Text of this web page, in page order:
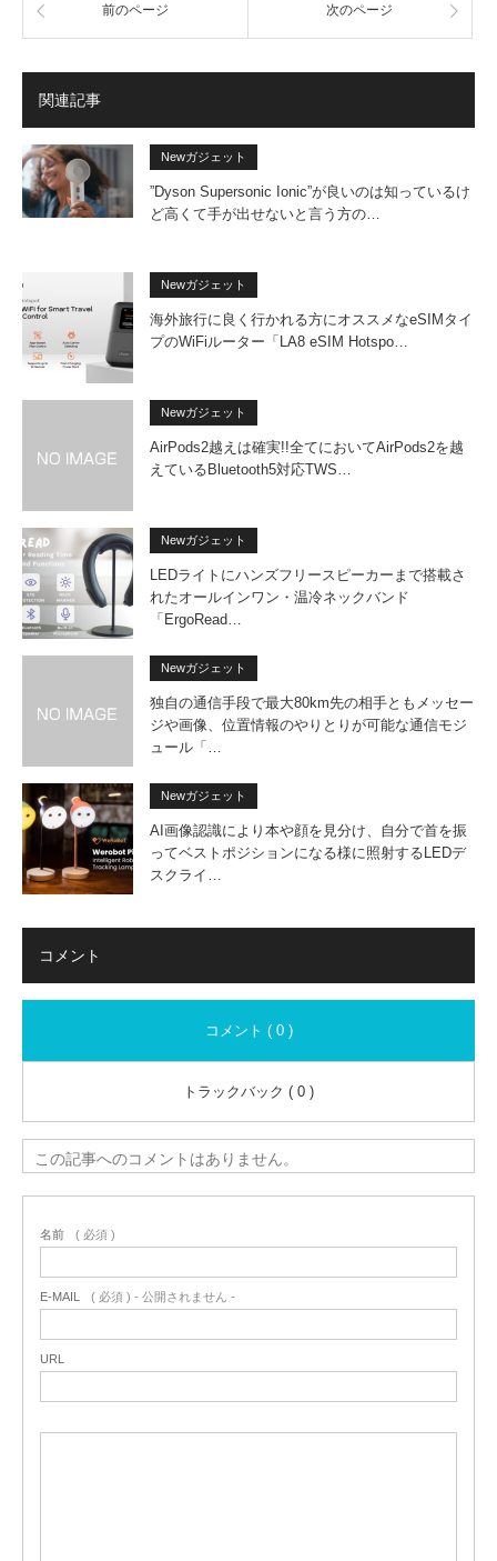
前のページ 次のページ
関連記事
Newガジェット
”Dyson Supersonic Ionic”が良いのは知っているけ
ど高くて手が出せないと言う方の…
Newガジェット
海外旅行に良く行かれる方にオススメなeSIMタイ
プのWiFiルーター「LA8 eSIM Hotspo…
Newガジェット
AirPods2越えは確実!!全てにおいてAirPods2を越
えているBluetooth5対応TWS…
Newガジェット
LEDライトにハンズフリースピーカーまで搭載さ
れたオールインワン・温冷ネックバンド
「ErgoRead…
Newガジェット
独自の通信手段で最大80km先の相手ともメッセー
ジや画像、位置情報のやりとりが可能な通信モジ
ュール「…
Newガジェット
AI画像認識により本や顔を見分け、自分で首を振
ってベストポジションになる様に照射するLEDデ
スクライ…
コメント
コメント ( 0 )
トラックバック ( 0 )
この記事へのコメントはありません。
名前 ( 必須 )
E-MAIL ( 必須 ) - 公開されません -
URL